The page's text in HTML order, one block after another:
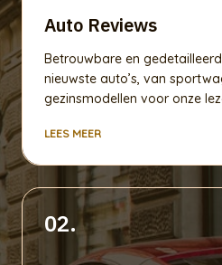
Auto Reviews
Betrouwbare en
nieuwste auto’s, van
gezinsmodellen voor onze
LEES MEER
02.